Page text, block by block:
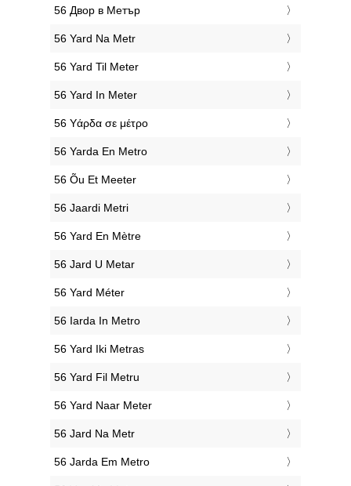
‎56 Двор в Метър
‎56 Yard Na Metr
‎56 Yard Til Meter
‎56 Yard In Meter
‎56 Υάρδα σε μέτρο
‎56 Yarda En Metro
‎56 Õu Et Meeter
‎56 Jaardi Metri
‎56 Yard En Mètre
‎56 Jard U Metar
‎56 Yard Méter
‎56 Iarda In Metro
‎56 Yard Iki Metras
‎56 Yard Fil Metru
‎56 Yard Naar Meter
‎56 Jard Na Metr
‎56 Jarda Em Metro